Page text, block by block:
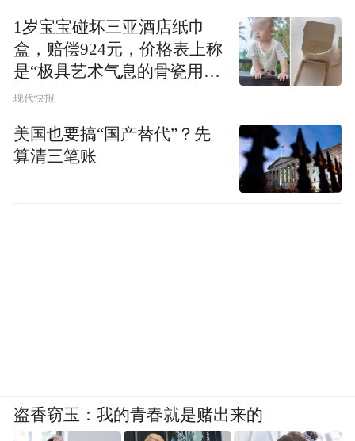
1岁宝宝碰坏三亚酒店纸巾
盒，赔偿924元，价格表上称
是“极具艺术气息的骨瓷用
品”
现代快报
美国也要搞“国产替代”？先
算清三笔账
盗香窃玉：我的青春就是赌出来的